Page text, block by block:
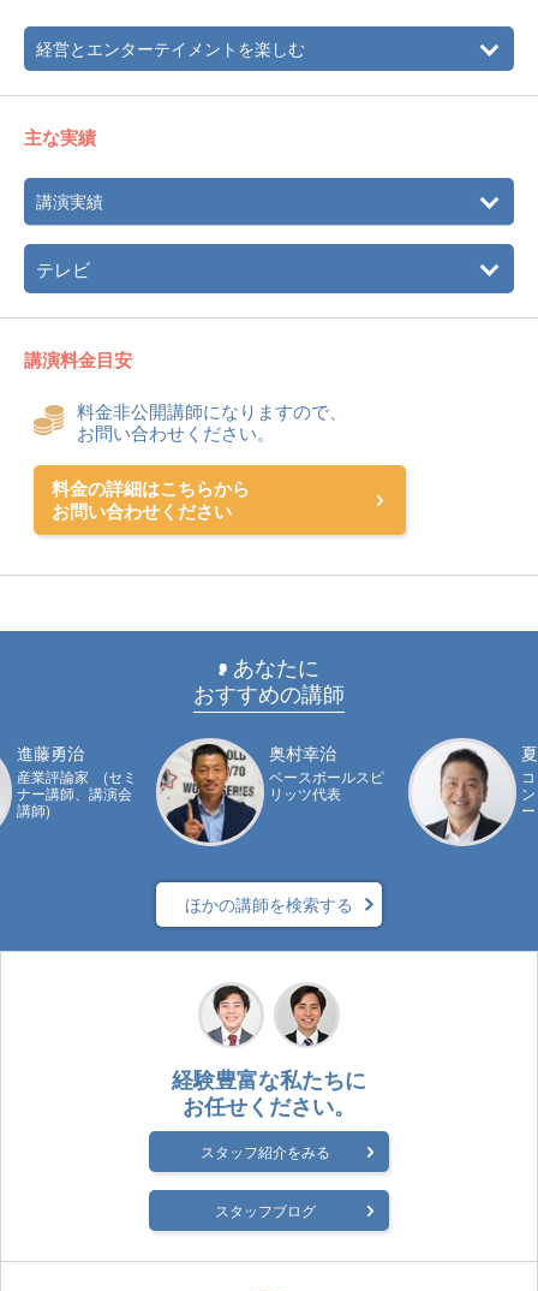
経営とエンターテイメントを楽しむ
主な実績
講演実績
テレビ
講演料金目安
料金非公開講師になりますので、
お問い合わせください。
料金の詳細はこちらから
お問い合わせください
あなたに
おすすめの講師
進藤勇治
産業評論家 (セミ
ナー講師、講演会
講師)
奥村幸治
ベースボールスピ
リッツ代表
ー
ほかの講師を検索する
経験豊富な私たちに
お任せください。
スタッフ紹介をみる
スタッフブログ